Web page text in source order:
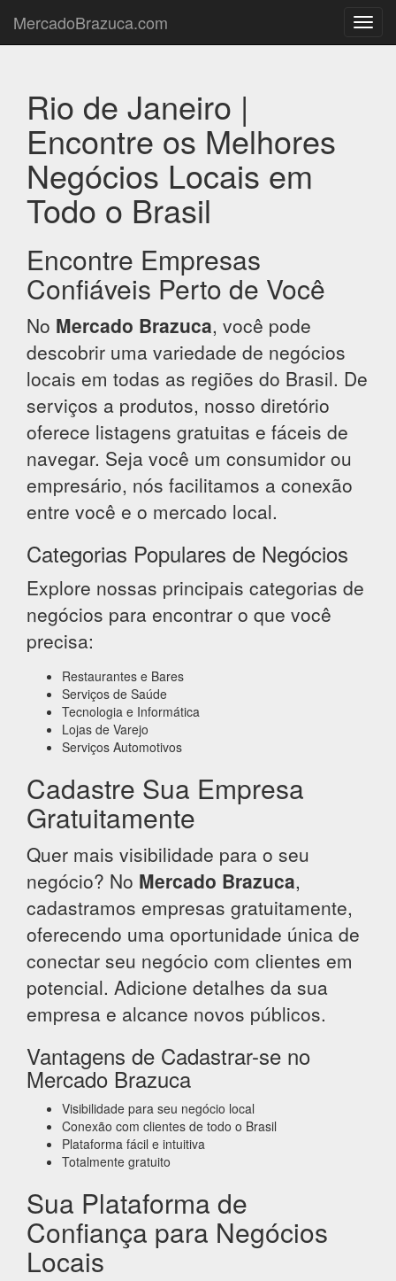
MercadoBrazuca.com
Rio de Janeiro |
Encontre os Melhores
Negócios Locais em
Todo o Brasil
Encontre Empresas
Confiáveis Perto de Você
No Mercado Brazuca, você pode
descobrir uma variedade de negócios
locais em todas as regiões do Brasil. De
serviços a produtos, nosso diretório
oferece listagens gratuitas e fáceis de
navegar. Seja você um consumidor ou
empresário, nós facilitamos a conexão
entre você e o mercado local.
Categorias Populares de Negócios
Explore nossas principais categorias de
negócios para encontrar o que você
precisa:
Restaurantes e Bares
Serviços de Saúde
Tecnologia e Informática
Lojas de Varejo
Serviços Automotivos
Cadastre Sua Empresa
Gratuitamente
Quer mais visibilidade para o seu
negócio? No Mercado Brazuca,
cadastramos empresas gratuitamente,
oferecendo uma oportunidade única de
conectar seu negócio com clientes em
potencial. Adicione detalhes da sua
empresa e alcance novos públicos.
Vantagens de Cadastrar-se no
Mercado Brazuca
Visibilidade para seu negócio local
Conexão com clientes de todo o Brasil
Plataforma fácil e intuitiva
Totalmente gratuito
Sua Plataforma de
Confiança para Negócios
Locais